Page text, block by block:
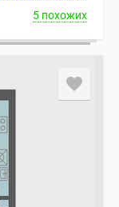
5 похожих